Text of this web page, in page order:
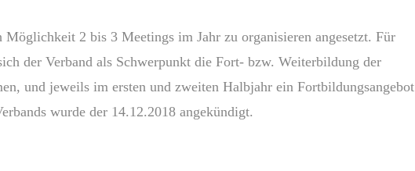
Möglichkeit 2 bis 3 Meetings im Jahr zu organisieren angesetzt. Für
der Verband als Schwerpunkt die Fort- bzw. Weiterbildung der
und jeweils im ersten und zweiten Halbjahr ein Fortbildungsangebot
wurde der 14.12.2018 angekündigt.